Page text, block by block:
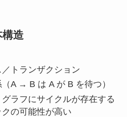
造
トランザクション
A → B は A が B を待つ）
ラフにサイクルが存在する
の可能性が高い